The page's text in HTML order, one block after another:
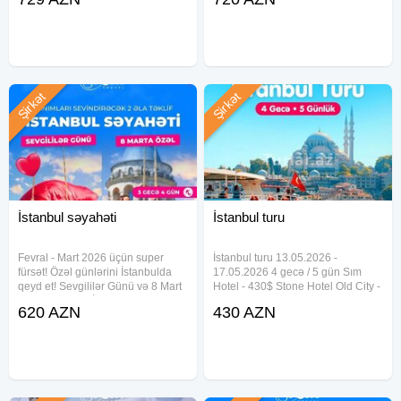
STORY TRAVEL
Ünvan: Əhməd Rəcəbli 1/7, Turan biznes mərkəzi 2
İstanbul səyahəti
Fevral - Mart 2026 üçün super
fürsət! Özəl günlərini İstanbulda
qeyd et! Sevgililər Günü və 8 Mart
Gediş - dönüş aviabileti Oteldə
Şirkət
620 AZN
İstanbul turu
İstanbul turu 13.05.2026 -
17.05.2026 4 gecə / 5 gün Sım
Hotel - 430$ Stone Hotel Old City -
Emin - 445$ Hotel Bristol - 456$
Şirkət
430 AZN